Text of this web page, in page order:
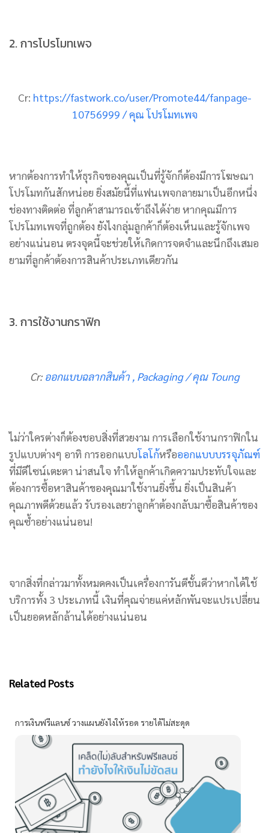
2. การโปรโมทเพจ
Cr: https://fastwork.co/user/Promote44/fanpage-
10756999 / คุณ โปรโมทเพจ
หากต้องการทำให้ธุรกิจของคุณเป็นที่รู้จักก็ต้องมีการโฆษณา
โปรโมทกันสักหน่อย ยิ่งสมัยนี้ที่แฟนเพจกลายมาเป็นอีกหนึ่ง
ช่องทางติดต่อ ที่ลูกค้าสามารถเข้าถึงได้ง่าย หากคุณมีการ
โปรโมทเพจที่ถูกต้อง ยังไงกลุ่มลูกค้าก็ต้องเห็นและรู้จักเพจ
อย่างแน่นอน ตรงจุดนี้จะช่วยให้เกิดการจดจำและนึกถึงเสมอ
ยามที่ลูกค้าต้องการสินค้าประเภทเดียวกัน
3. การใช้งานกราฟิก
Cr: ออกแบบฉลากสินค้า , Packaging / คุณ Toung
ไม่ว่าใครต่างก็ต้องชอบสิ่งที่สวยงาม การเลือกใช้งานกราฟิกใน
รูปแบบต่างๆ อาทิ การออกแบบโลโก้หรือออกแบบบรรจุภัณฑ์
ที่มีดีไซน์เตะตา น่าสนใจ ทำให้ลูกค้าเกิดความประทับใจและ
ต้องการซื้อหาสินค้าของคุณมาใช้งานยิ่งขึ้น ยิ่งเป็นสินค้า
คุณภาพดีด้วยแล้ว รับรองเลยว่าลูกค้าต้องกลับมาซื้อสินค้าของ
คุณซ้ำอย่างแน่นอน!
จากสิ่งที่กล่าวมาทั้งหมดคงเป็นเครื่องการันตีชั้นดีว่าหากได้ใช้
บริการทั้ง 3 ประเภทนี้ เงินที่คุณจ่ายแค่หลักพันจะแปรเปลี่ยน
เป็นยอดหลักล้านได้อย่างแน่นอน
Related Posts
การเงินฟรีแลนซ์ วางแผนยังไงให้รอด รายได้ไม่สะดุด